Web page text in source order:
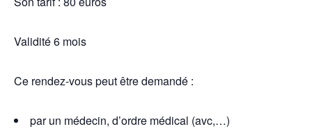
Validité 6 mois
Ce rendez-vous peut être demandé :
par un médecin, d’ordre médical (avc,…)